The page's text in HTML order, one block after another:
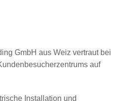
GmbH aus Weiz vertraut bei
auf
Installation und